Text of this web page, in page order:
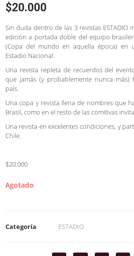
$20.000
Sin duda dentro de las 3 revistas ESTADIO
edición a portada doble del equipo
(Copa del mundo en aquella época) en
Estadio Nacional.
Una revista repleta de recuerdos del
que jamás (y probablemente nunca
país.
Una copa y revista llena de nombres que
Brasil, como en el resto de las comitivas
Una revista en excelentes condiciones, y
Chile.
$20.000
Agotado
Categoría ESTADIO